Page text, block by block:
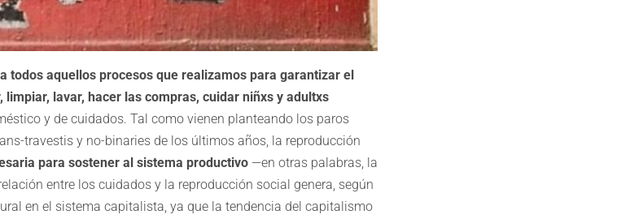
todos aquellos procesos que realizamos para garantizar el
lavar, hacer las compras, cuidar niñxs y adultxs
y de cuidados. Tal como vienen planteando los paros
travestis y no-binaries de los últimos años, la reproducción
para sostener al sistema productivo—en otras palabras, la
entre los cuidados y la reproducción social genera, según
en el sistema capitalista, ya que la tendencia del capitalismo